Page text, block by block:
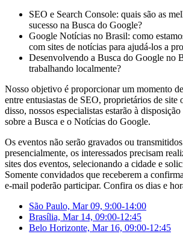
SEO e Search Console: quais são as
sucesso na Busca do Google?
Google Notícias no Brasil: como
com sites de notícias para ajudá-los a
Desenvolvendo a Busca do Google no
trabalhando localmente?
Nosso objetivo é proporcionar um momento
entre entusiastas de SEO, proprietários de site
disso, nossos especialistas estarão à
sobre a Busca e o Notícias do Google.
Os eventos não serão gravados ou
presencialmente, os interessados precisam
sites dos eventos, selecionando a cidade e
Somente convidados que receberem a
e-mail poderão participar. Confira os dias e
São Paulo, Mar 09, 9:00-14:00
Brasília, Mar 14, 09:00-12:45
Belo Horizonte, Mar 16, 09:00-12:45